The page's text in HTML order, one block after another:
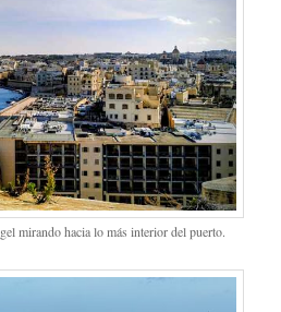
mirando hacia lo más interior del puerto.